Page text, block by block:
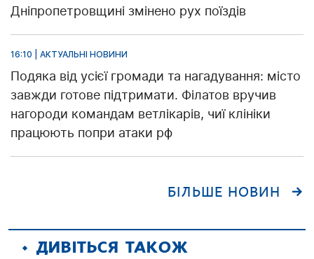
Дніпропетровщині змінено рух поїздів
16:10 | АКТУАЛЬНІ НОВИНИ
Подяка від усієї громади та нагадування: місто
завжди готове підтримати. Філатов вручив
нагороди командам ветлікарів, чиї клініки
працюють попри атаки рф
БІЛЬШЕ НОВИН
ДИВІТЬСЯ ТАКОЖ